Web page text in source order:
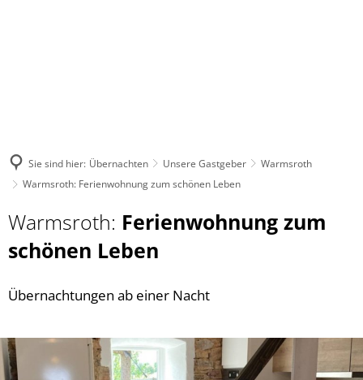
Sie sind hier: Übernachten Unsere Gastgeber
Warmsroth
Warmsroth: Ferienwohnung zum schönen Leben
Warmsroth: Ferienwohnung zum
schönen Leben
Übernachtungen ab einer Nacht